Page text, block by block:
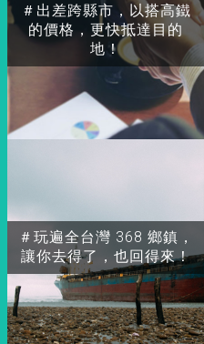
＃出差跨縣市，以搭高鐵
的價格，更快抵達目的
地！
＃玩遍全台灣 368 鄉鎮，
讓你去得了，也回得來！